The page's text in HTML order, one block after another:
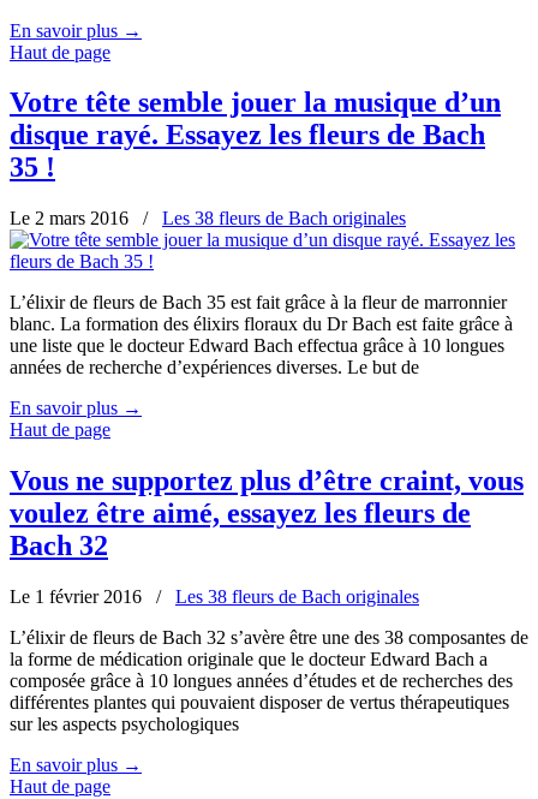
En savoir plus →
Haut de page
Votre tête semble jouer la musique d’un
disque rayé. Essayez les fleurs de Bach
35 !
Le 2 mars 2016 / Les 38 fleurs de Bach originales
L’élixir de fleurs de Bach 35 est fait grâce à la fleur de marronnier
blanc. La formation des élixirs floraux du Dr Bach est faite grâce à
une liste que le docteur Edward Bach effectua grâce à 10 longues
années de recherche d’expériences diverses. Le but de
En savoir plus →
Haut de page
Vous ne supportez plus d’être craint, vous
voulez être aimé, essayez les fleurs de
Bach 32
Le 1 février 2016 /
Les 38 fleurs de Bach originales
L’élixir de fleurs de Bach 32 s’avère être une des 38 composantes de
la forme de médication originale que le docteur Edward Bach a
composée grâce à 10 longues années d’études et de recherches des
différentes plantes qui pouvaient disposer de vertus thérapeutiques
sur les aspects psychologiques
En savoir plus →
Haut de page